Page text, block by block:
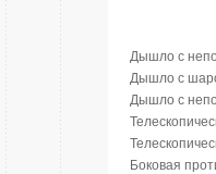
Дышло с
Дышло с
Дышло с
Боковая